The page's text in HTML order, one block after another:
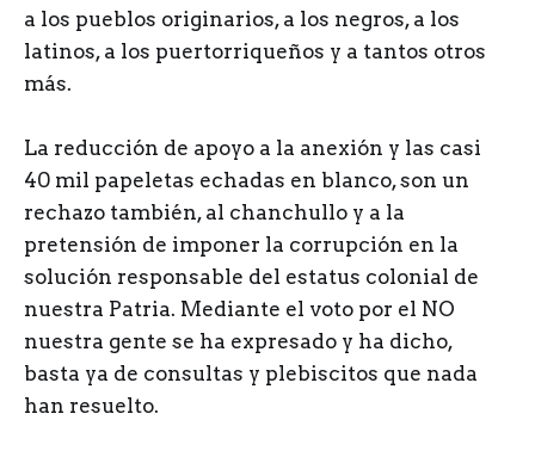
a los pueblos originarios, a los negros, a los
latinos, a los puertorriqueños y a tantos otros
más.
La reducción de apoyo a la anexión y las casi
40 mil papeletas echadas en blanco, son un
rechazo también, al chanchullo y a la
pretensión de imponer la corrupción en la
solución responsable del estatus colonial de
nuestra Patria. Mediante el voto por el NO
nuestra gente se ha expresado y ha dicho,
basta ya de consultas y plebiscitos que nada
han resuelto.